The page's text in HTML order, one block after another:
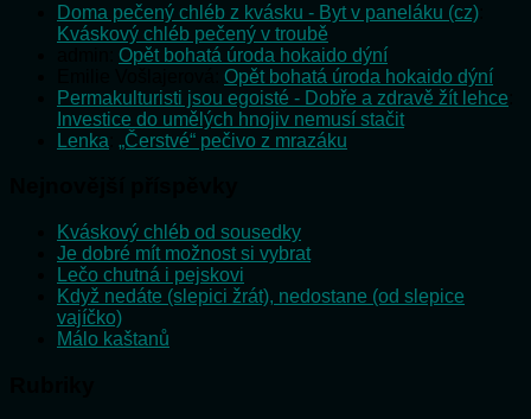
Doma pečený chléb z kvásku - Byt v paneláku (cz)
Kváskový chléb pečený v troubě
Opět bohatá úroda hokaido dýní
Opět bohatá úroda hokaido dýní
Permakulturisti jsou egoisté - Dobře a zdravě žít lehce
Investice do umělých hnojiv nemusí stačit
Lenka „Čerstvé“ pečivo z mrazáku
Kváskový chléb od sousedky
Je dobré mít možnost si vybrat
Lečo chutná i pejskovi
Když nedáte (slepici žrát), nedostane (od slepice
vajíčko)
Málo kaštanů